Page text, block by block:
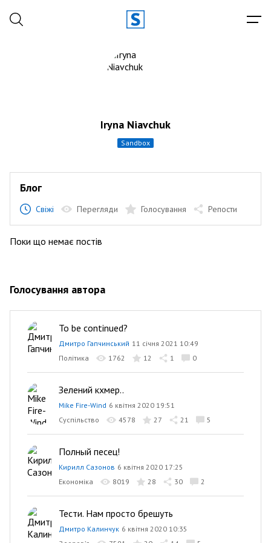
Iryna Niavchuk
sandbox
Блог
Свіжі Перегляди Голосування Репости
Поки що немає постів
Голосування автора
To be continued?
Дмитро Гапчинський 11 січня 2021 10:49
Політика
1762 12 1 0
Зелений кхмер..
Mike Fire-Wind 6 квітня 2020 19:51
Суспільство
4578 27 21 5
Полный песец!
Кирилл Сазонов 6 квітня 2020 17:25
Економіка
8019 28 30 2
Тести. Нам просто брешуть
Дмитро Калинчук 6 квітня 2020 10:35